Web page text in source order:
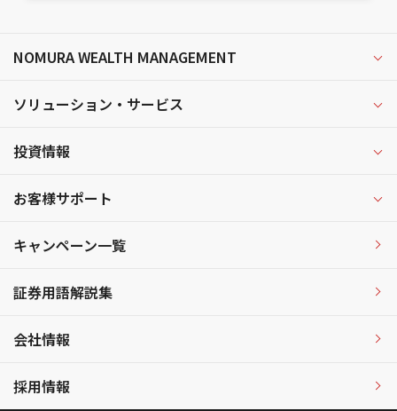
NOMURA WEALTH MANAGEMENT
ソリューション・サービス
投資情報
お客様サポート
キャンペーン一覧
証券用語解説集
会社情報
採用情報